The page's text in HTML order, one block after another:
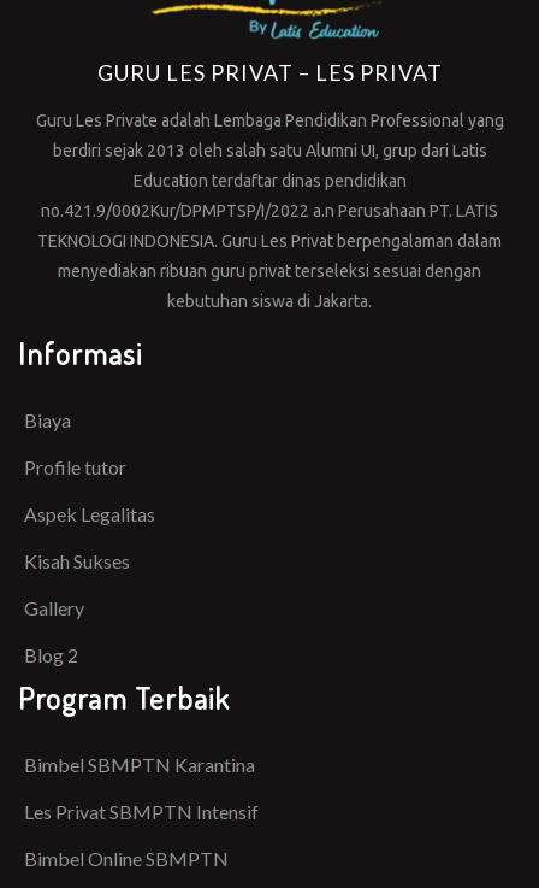
GURU LES PRIVAT – LES PRIVAT
Guru Les Private adalah Lembaga Pendidikan Professional yang
berdiri sejak 2013 oleh salah satu Alumni UI, grup dari Latis
Education terdaftar dinas pendidikan
no.421.9/0002Kur/DPMPTSP/I/2022 a.n Perusahaan PT. LATIS
TEKNOLOGI INDONESIA. Guru Les Privat berpengalaman dalam
menyediakan ribuan guru privat terseleksi sesuai dengan
kebutuhan siswa di Jakarta.
Informasi
Biaya
Profile tutor
Aspek Legalitas
Kisah Sukses
Gallery
Blog 2
Program Terbaik
Bimbel SBMPTN Karantina
Les Privat SBMPTN Intensif
Bimbel Online SBMPTN